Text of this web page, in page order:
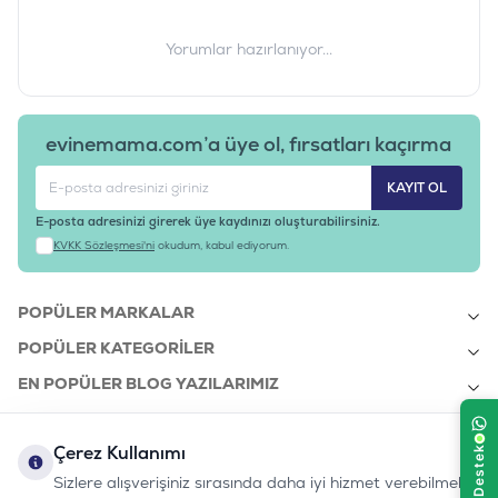
64992719807
Yorumlar hazırlanıyor...
evinemama.com’a üye ol, fırsatları kaçırma
KAYIT OL
E-posta adresinizi girerek üye kaydınızı oluşturabilirsiniz.
KVKK Sözleşmesi'ni okudum, kabul ediyorum.
POPÜLER MARKALAR
POPÜLER KATEGORILER
EN POPÜLER BLOG YAZILARIMIZ
KURUMSAL
Çerez Kullanımı
Sizlere alışverişiniz sırasında daha iyi hizmet verebilmek